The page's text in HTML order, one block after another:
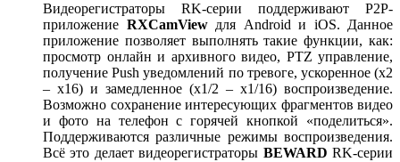
Видеорегистраторы RK-серии поддерживают P2P-
приложение RXCamViewдля Android и iOS. Данное
приложение позволяет выполнять такие функции, как:
просмотр онлайн и архивного видео, PTZ управление,
получение Push уведомлений по тревоге, ускоренное (x2
– x16) и замедленное (x1/2 – x1/16) воспроизведение.
Возможно сохранение интересующих фрагментов видео
и фото на телефон с горячей кнопкой «поделиться».
Поддерживаются различные режимы воспроизведения.
Всё это делает видеорегистраторы BEWARD RK-серии